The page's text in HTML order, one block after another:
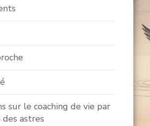
sur le coaching de vie par
astres